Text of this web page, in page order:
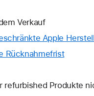
Verkauf
Apple
RücknahmefristEin
wird
refurbished Produkte